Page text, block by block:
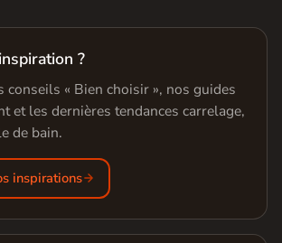
?
conseils « Bien choisir », nos guides
et les dernières tendances carrelage,
de bain.
inspirations